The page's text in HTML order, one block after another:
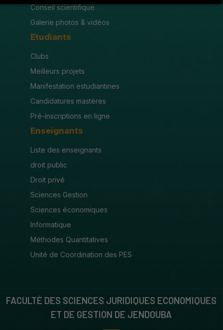
Conseil scientifique
Galerie photos & vidéos
Etudiants
Clubs
Meilleurs projets
Manifestation estudiantines
Candidatures mastères
Pré-inscriptions en ligne
Enseignants
Liste des enseignants
droit public
Droit privé
Sciences Gestion
Sciences économiques
Informatique
Méthodes Quantitatives
Unité de Coordination des PES
FACULTÉ DES SCIENCES JURIDIQUES ECONOMIQUES
ET DE GESTION DE JENDOUBA